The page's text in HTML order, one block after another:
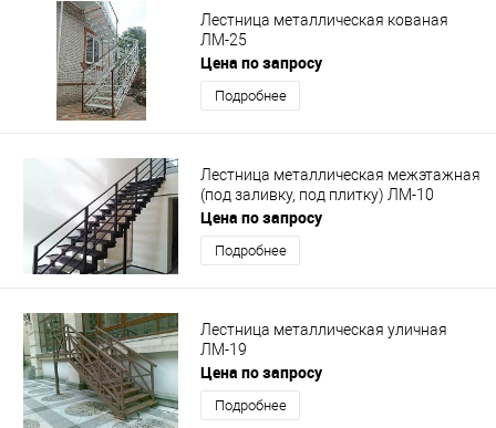
Лестница металлическая кованая
ЛМ-25
Цена по запросу
Подробнее
Лестница металлическая межэтажная
(под заливку, под плитку) ЛМ-10
Цена по запросу
Подробнее
Лестница металлическая уличная
ЛМ-19
Цена по запросу
Подробнее